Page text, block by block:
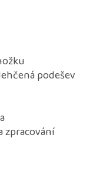
podešev
zpracování